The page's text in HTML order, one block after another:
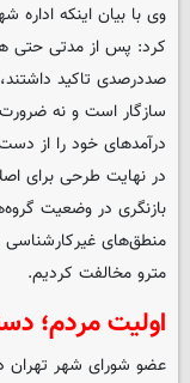
وی با بیان اینکه
کرد: پس از مدتی حتی
صددرصدی تاکید
سازگار است و نه
درآمدهای خود را از
در نهایت طرحی برای
بازنگری در وضعیت
منطق‌های غیرکارشناسی
مترو مخالفت کردیم.
اولیت مردم؛
عضو شورای شهر تهران